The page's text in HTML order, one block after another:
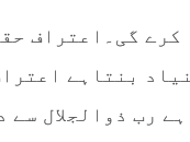
گی۔اعتراف
بنتاہے
رب ذوالجلال